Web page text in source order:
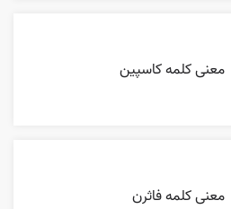
معنی کلمه کاسپین
معنی کلمه فاثرن